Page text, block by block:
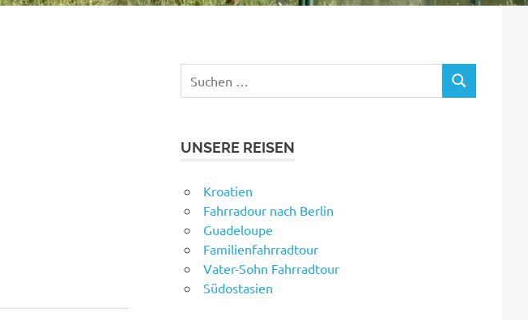
nach:
SUCHEN
UNSERE REISEN
Kroatien
Fahrradour nach Berlin
Guadeloupe
Familienfahrradtour
Vater-Sohn Fahrradtour
Südostasien